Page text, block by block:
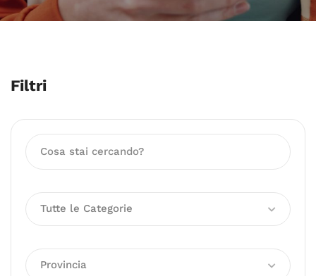
Filtri
Tutte le Categorie
Provincia